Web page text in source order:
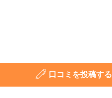
口コミを投稿する